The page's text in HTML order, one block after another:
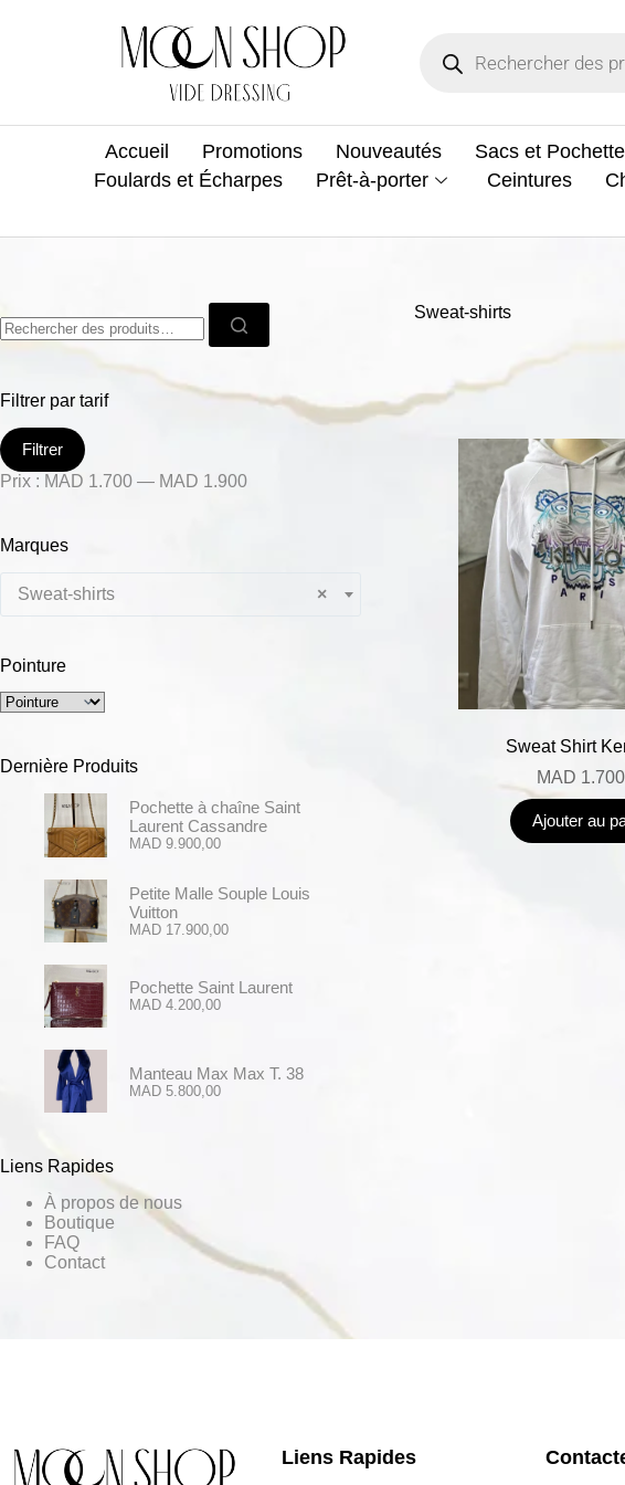
Accueil Promotions Nouveautés Sacs et
Foulards et Écharpes
Prêt-à-porter Ceintures
Sweat-shirts
Sweat Shirt
MAD
Ajouter au
Filtrer par tarif
Filtrer
Prix : MAD 1.700 — MAD 1.900
Marques
×
Sweat-shirts
Pointure
Dernière Produits
Pochette à chaîne Saint
Laurent Cassandre
MAD 9.900,00
Petite Malle Souple Louis
Vuitton
MAD 17.900,00
Pochette Saint Laurent
MAD 4.200,00
Manteau Max Max T. 38
MAD 5.800,00
Liens Rapides
À propos de nous
Boutique
FAQ
Contact
Liens Rapides